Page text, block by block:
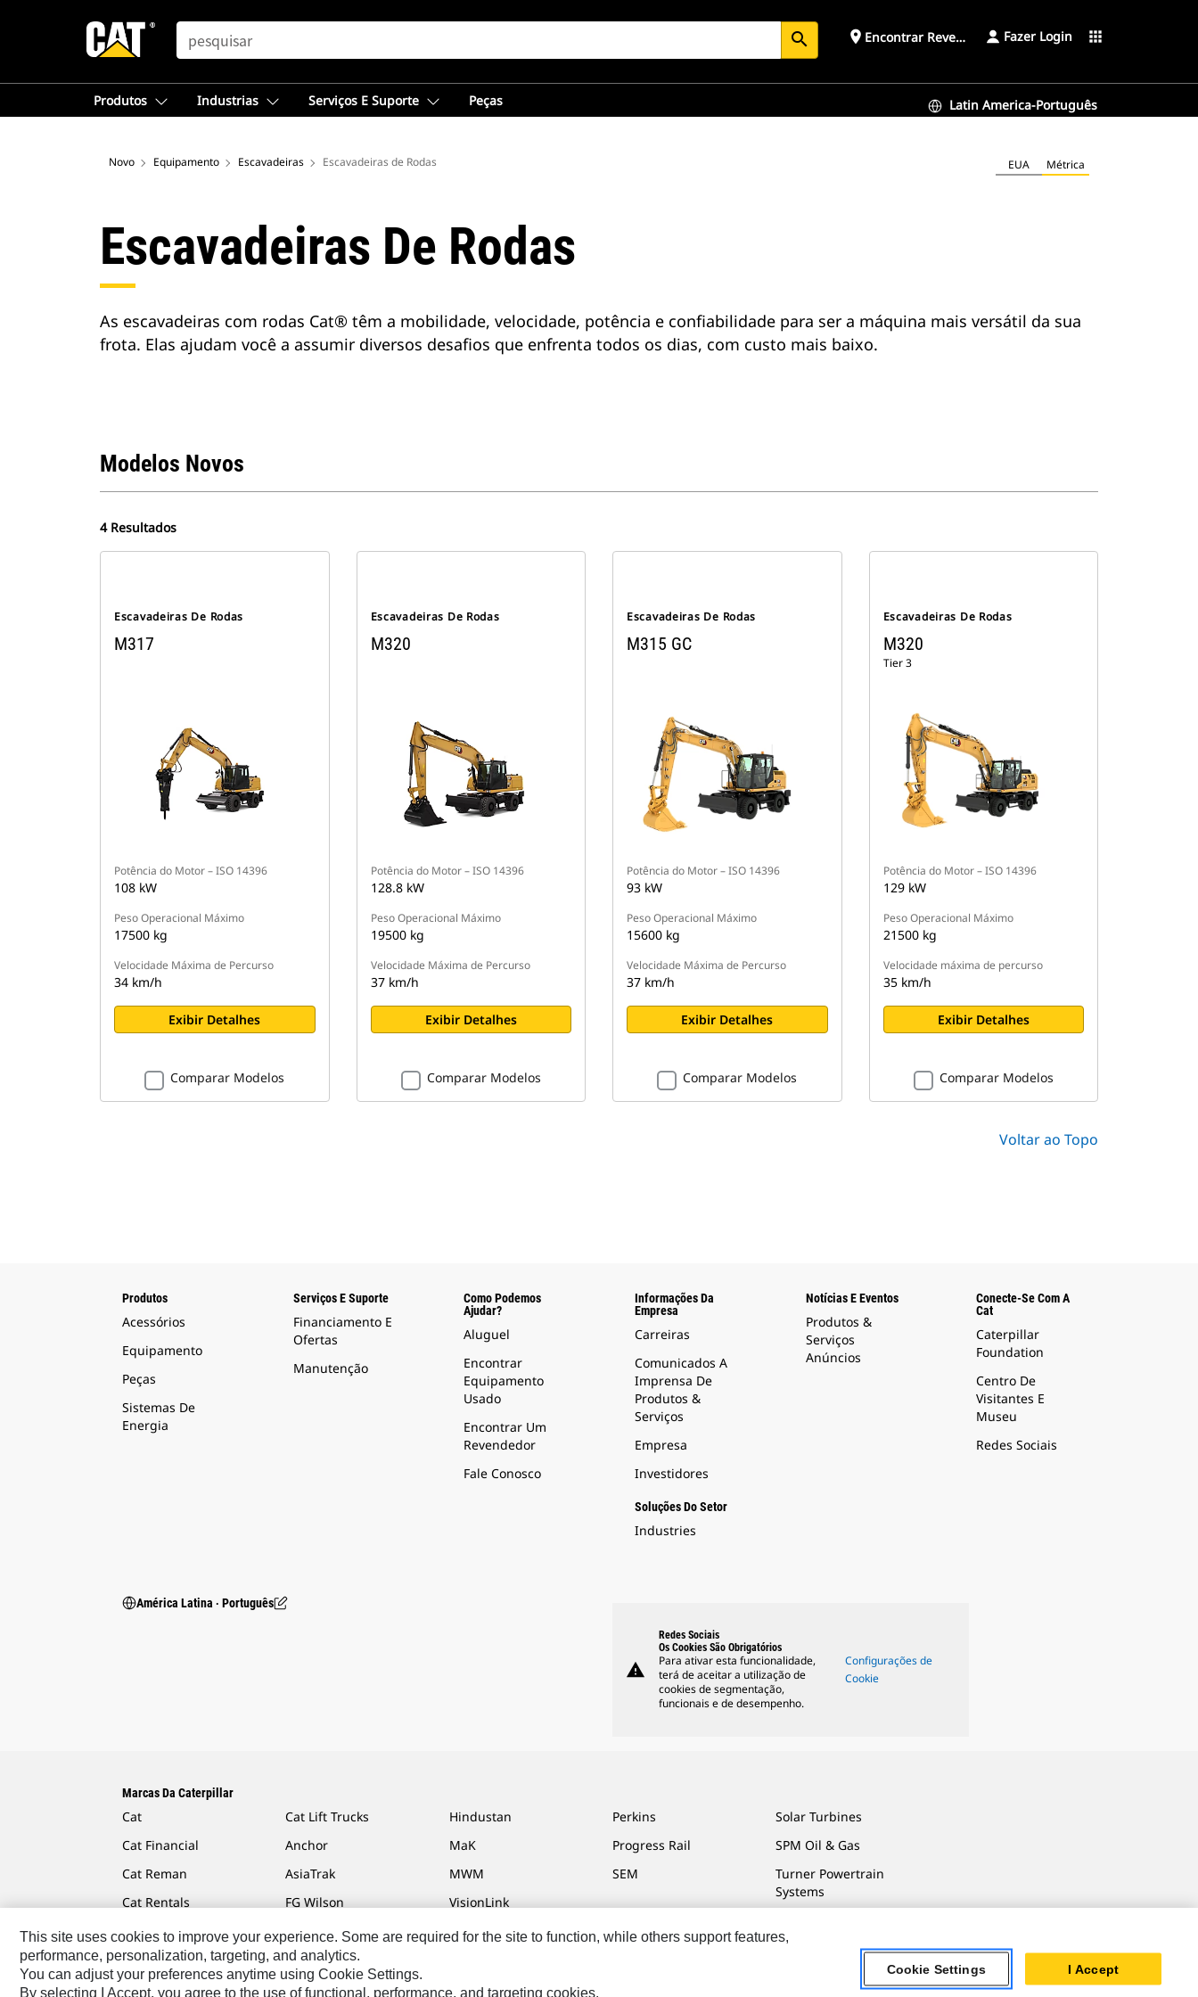
SEARCH search place Encontrar Revendedor Fazer Login apps
Produtos Industrias Serviços E Suporte Peças Latin America-Português
Novo Equipamento Escavadeiras Escavadeiras de Rodas EUA Métrica
Escavadeiras De Rodas
As escavadeiras com rodas Cat® têm a mobilidade, velocidade, potência e confiabilidade para ser a máquina mais versátil da sua
frota. Elas ajudam você a assumir diversos desafios que enfrenta todos os dias, com custo mais baixo.
Modelos Novos
4 Resultados
Escavadeiras De Rodas
M317
Potência do Motor – ISO 14396
108 kW
Peso Operacional Máximo
17500 kg
Velocidade Máxima de Percurso
34 km/h
Exibir Detalhes
Comparar Modelos
Escavadeiras De Rodas
M320
Potência do Motor – ISO 14396
128.8 kW
Peso Operacional Máximo
19500 kg
Velocidade Máxima de Percurso
37 km/h
Exibir Detalhes
Comparar Modelos
Escavadeiras De Rodas
M315 GC
Potência do Motor – ISO 14396
93 kW
Peso Operacional Máximo
15600 kg
Velocidade Máxima de Percurso
37 km/h
Exibir Detalhes
Comparar Modelos
Escavadeiras De Rodas
M320
Tier 3
Potência do Motor – ISO 14396
129 kW
Peso Operacional Máximo
21500 kg
Velocidade máxima de percurso
35 km/h
Exibir Detalhes
Comparar Modelos
Voltar ao Topo
Produtos
Acessórios
Equipamento
Peças
Sistemas De
Energia
Serviços E Suporte
Financiamento E
Ofertas
Manutenção
Como Podemos
Ajudar?
Aluguel
Encontrar
Equipamento
Usado
Encontrar Um
Revendedor
Fale Conosco
Informações Da
Empresa
Carreiras
Comunicados A
Imprensa De
Produtos &
Serviços
Empresa
Investidores
Soluções Do Setor
Industries
Notícias E Eventos
Produtos &
Serviços
Anúncios
Conecte-Se Com A
Cat
Caterpillar
Foundation
Centro De
Visitantes E
Museu
Redes Sociais
América Latina ‧ Português
warning
Redes Sociais
Os Cookies São Obrigatórios
Para ativar esta funcionalidade,
terá de aceitar a utilização de
cookies de segmentação,
funcionais e de desempenho.
Configurações de
Cookie
Marcas Da Caterpillar
Cat
Cat Financial
Cat Reman
Cat Rentals
Cat Lift Trucks
Anchor
AsiaTrak
FG Wilson
Hindustan
MaK
MWM
VisionLink
Perkins
Progress Rail
SEM
Solar Turbines
SPM Oil & Gas
Turner Powertrain
Systems
Caterpillar.com Caterpillar Contato E Suporte Minhas Preferências De Marketing Mapa Do Local
This site uses cookies to improve your experience. Some are required for the site to function, while others support features,
performance, personalization, targeting, and analytics.
You can adjust your preferences anytime using Cookie Settings.
By selecting I Accept, you agree to the use of functional, performance, and targeting cookies.
Cookie Settings I Accept